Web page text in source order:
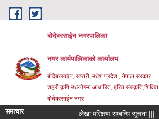
Skip to main content
बोदेबरसाईन नगरपालिका
नगर कार्यपालिकाको कार्यालय
बोदेबरसाईन, सप्तरी, मधेश प्रदेश , नेपाल सरकार
शहरी कृषि उधयोगमा आधारित, हरित संस्कृति,शिक्षित
बोदेबरसाईन नगर
समाचार लेखा परिक्षण सम्बन्धि सूचना |||